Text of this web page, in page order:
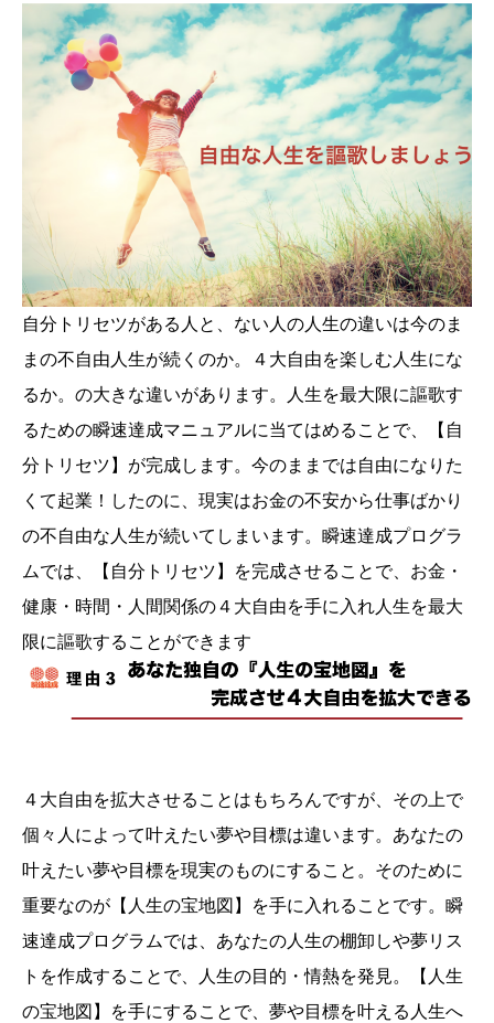
自分トリセツがある人と、ない人の人生の違いは今のま
まの不自由人生が続くのか。４大自由を楽しむ人生にな
るか。の大きな違いがあります。人生を最大限に謳歌す
るための瞬速達成マニュアルに当てはめることで、【自
分トリセツ】が完成します。今のままでは自由になりた
くて起業！したのに、現実はお金の不安から仕事ばかり
の不自由な人生が続いてしまいます。瞬速達成プログラ
ムでは、【自分トリセツ】を完成させることで、お金・
健康・時間・人間関係の４大自由を手に入れ人生を最大
限に謳歌することができます
４大自由を拡大させることはもちろんですが、その上で
個々人によって叶えたい夢や目標は違います。あなたの
叶えたい夢や目標を現実のものにすること。そのために
重要なのが【人生の宝地図】を手に入れることです。瞬
速達成プログラムでは、あなたの人生の棚卸しや夢リス
トを作成することで、人生の目的・情熱を発見。【人生
の宝地図】を手にすることで、夢や目標を叶える人生へ